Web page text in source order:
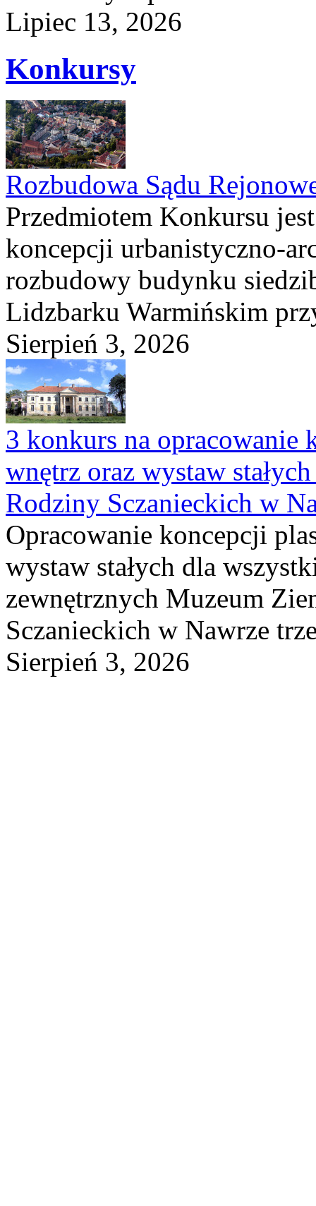
Lipiec 13, 2026
Konkursy
Rozbudowa Sądu
Przedmiotem Konkursu
koncepcji urbanistyczno-
rozbudowy budynku
Lidzbarku Warmińskim
Sierpień 3, 2026
3 konkurs na opracowanie
wnętrz oraz wystaw
Rodziny Sczanieckich w
Opracowanie koncepcji
wystaw stałych dla
zewnętrznych Muzeum
Sczanieckich w Nawrze
Sierpień 3, 2026